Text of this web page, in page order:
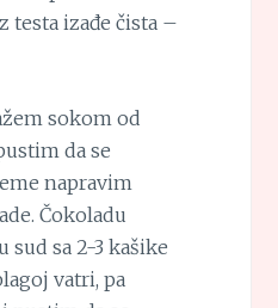
testa izađe čista –
sokom od
da se
napravim
Čokoladu
sud sa 2-3 kašike
vatri, pa